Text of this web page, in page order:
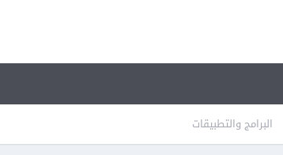
البرامج والتطبيقات